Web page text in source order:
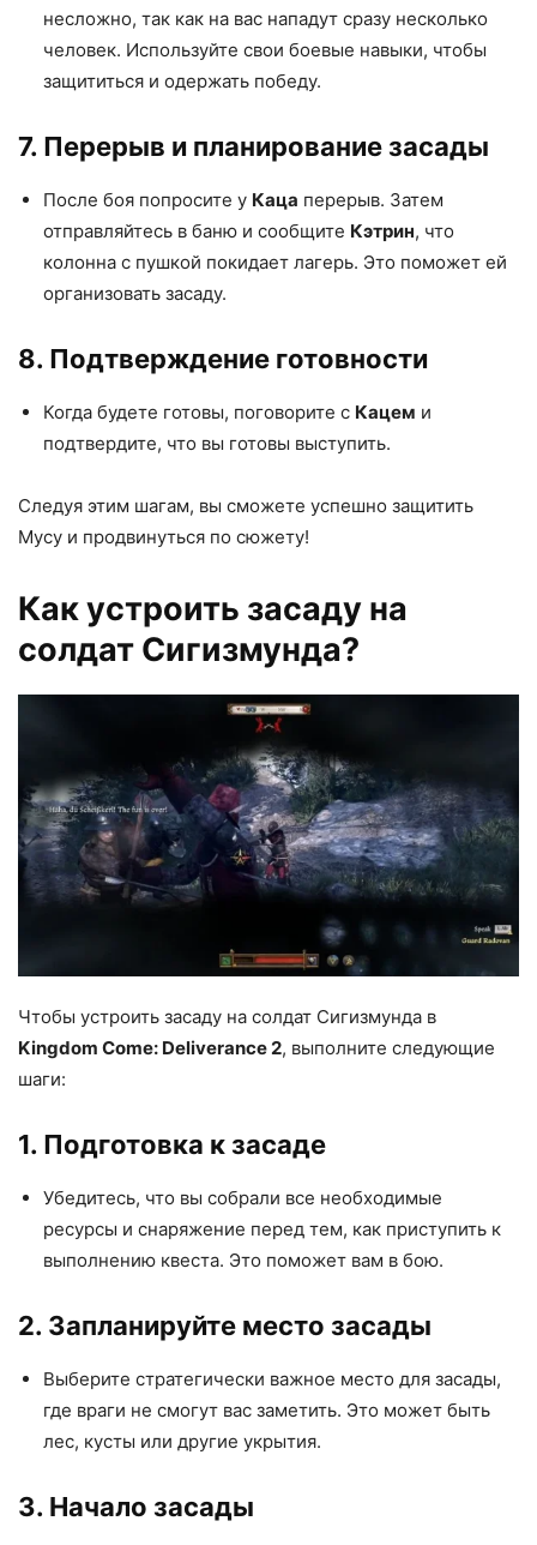
несложно, так как на вас нападут сразу несколько
человек. Используйте свои боевые навыки, чтобы
защититься и одержать победу.
7. Перерыв и планирование засады
После боя попросите у Каца перерыв. Затем
отправляйтесь в баню и сообщите Кэтрин, что
колонна с пушкой покидает лагерь. Это поможет ей
организовать засаду.
8. Подтверждение готовности
Когда будете готовы, поговорите с Кацем и
подтвердите, что вы готовы выступить.
Следуя этим шагам, вы сможете успешно защитить
Мусу и продвинуться по сюжету!
Как устроить засаду на
солдат Сигизмунда?
Чтобы устроить засаду на солдат Сигизмунда в
Kingdom Come: Deliverance 2, выполните следующие
шаги:
1. Подготовка к засаде
Убедитесь, что вы собрали все необходимые
ресурсы и снаряжение перед тем, как приступить к
выполнению квеста. Это поможет вам в бою.
2. Запланируйте место засады
Выберите стратегически важное место для засады,
где враги не смогут вас заметить. Это может быть
лес, кусты или другие укрытия.
3. Начало засады